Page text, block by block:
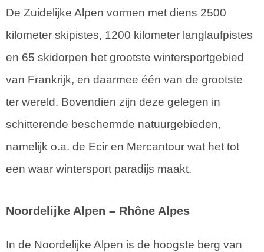
De Zuidelijke Alpen vormen met diens 2500
kilometer skipistes, 1200 kilometer langlaufpistes
en 65 skidorpen het grootste wintersportgebied
van Frankrijk, en daarmee één van de grootste
ter wereld. Bovendien zijn deze gelegen in
schitterende beschermde natuurgebieden,
namelijk o.a. de Ecir en Mercantour wat het tot
een waar wintersport paradijs maakt.
Noordelijke Alpen – Rhône Alpes
In de Noordelijke Alpen is de hoogste berg van